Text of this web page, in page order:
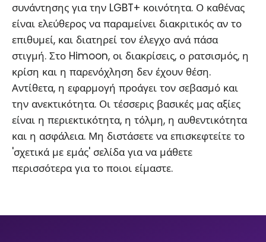
συνάντησης για την LGBT+ κοινότητα. Ο καθένας
είναι ελεύθερος να παραμείνει διακριτικός αν το
επιθυμεί, και διατηρεί τον έλεγχο ανά πάσα
στιγμή. Στο Himoon, οι διακρίσεις, ο ρατσισμός, η
κρίση και η παρενόχληση δεν έχουν θέση.
Αντίθετα, η εφαρμογή προάγει τον σεβασμό και
την ανεκτικότητα. Οι τέσσερις βασικές μας αξίες
είναι η περιεκτικότητα, η τόλμη, η αυθεντικότητα
και η ασφάλεια. Μη διστάσετε να επισκεφτείτε το
'σχετικά με εμάς' σελίδα για να μάθετε
περισσότερα για το ποιοι είμαστε.